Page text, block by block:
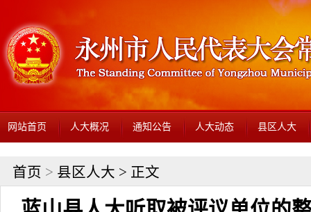
网站首页 人大概况 通知公告 人大动态 县区人大
首页 > 县区人大 > 正文